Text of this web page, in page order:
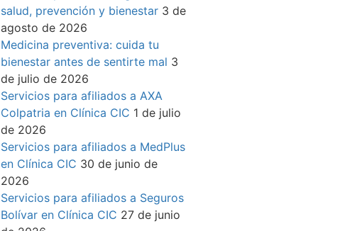
salud, prevención y bienestar 3 de
agosto de 2026
Medicina preventiva: cuida tu
bienestar antes de sentirte mal 3
de julio de 2026
Servicios para afiliados a AXA
Colpatria en Clínica CIC 1 de julio
de 2026
Servicios para afiliados a MedPlus
en Clínica CIC 30 de junio de
2026
Servicios para afiliados a Seguros
Bolívar en Clínica CIC 27 de junio